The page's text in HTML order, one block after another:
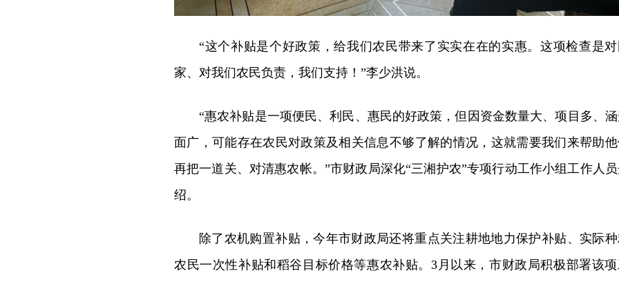
“这个补贴是个好政策，给我们农民带来了实实在在的实惠。这项检查是
家、对我们农民负责，我们支持！”李少洪说。
“惠农补贴是一项便民、利民、惠民的好政策，但因资金数量大、项目多、
面广，可能存在农民对政策及相关信息不够了解的情况，这就需要我们来帮助
再把一道关、对清惠农帐。”市财政局深化“三湘护农”专项行动工作小组工作人
绍。
除了农机购置补贴，今年市财政局还将重点关注耕地地力保护补贴、实际
农民一次性补贴和稻谷目标价格等惠农补贴。3月以来，市财政局积极部署该